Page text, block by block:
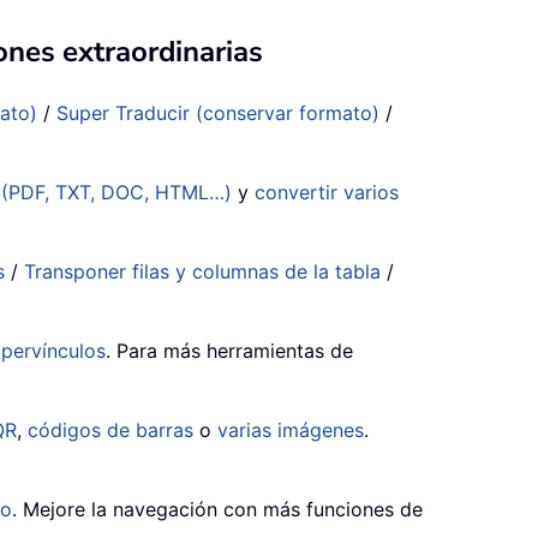
extraordinarias
/ Super Traducir (conservar formato) /
TXT, DOC, HTML…) y convertir varios
/ Transponer filas y columnas de la tabla /
. Para más herramientas de
, códigos de barras o varias imágenes.
. Mejore la navegación con más funciones de